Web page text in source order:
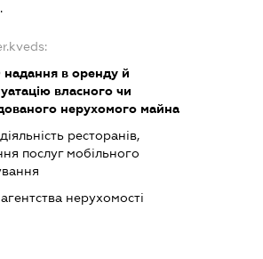
надання в оренду й
власного чи
нерухомого майна
діяльність ресторанів,
послуг мобільного
агентства нерухомості